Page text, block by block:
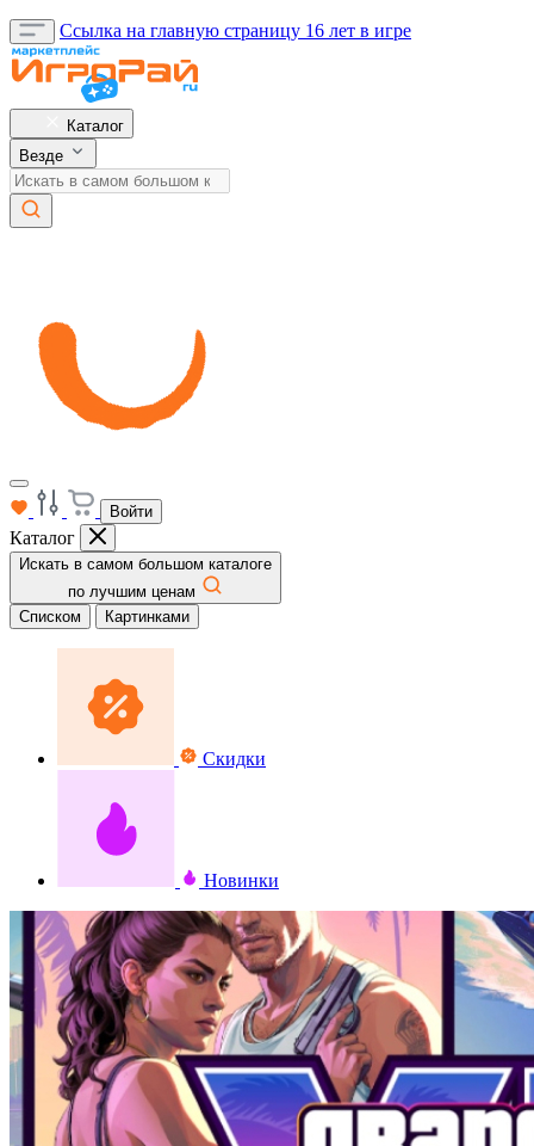
Ссылка на главную страницу 16 лет в игре
Каталог
Везде
Войти
Каталог
Искать в самом большом каталоге
по лучшим ценам
Списком
Картинками
Скидки
Новинки